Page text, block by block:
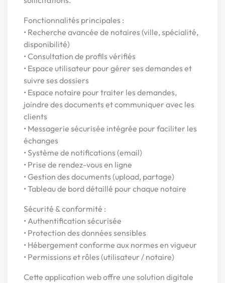
Fonctionnalités principales :
• Recherche avancée de notaires (ville, spécialité,
disponibilité)
• Consultation de profils vérifiés
• Espace utilisateur pour gérer ses demandes et
suivre ses dossiers
• Espace notaire pour traiter les demandes,
joindre des documents et communiquer avec les
clients
• Messagerie sécurisée intégrée pour faciliter les
échanges
• Système de notifications (email)
• Prise de rendez-vous en ligne
• Gestion des documents (upload, partage)
• Tableau de bord détaillé pour chaque notaire
Sécurité & conformité :
• Authentification sécurisée
• Protection des données sensibles
• Hébergement conforme aux normes en vigueur
• Permissions et rôles (utilisateur / notaire)
Cette application web offre une solution digitale